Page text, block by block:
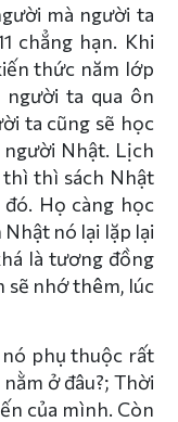
mà người ta
chẳng hạn. Khi
thức năm lớp
người ta qua ôn
ta cũng sẽ học
Nhật. Lịch
thì thì sách Nhật
Họ càng học
nó lại lặp lại
là tương đồng
sẽ nhớ thêm, lúc
phụ thuộc rất
ở đâu?; Thời
của mình. Còn